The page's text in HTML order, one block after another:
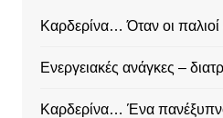
Καρδερίνα… Όταν οι
Ενεργειακές ανάγκες –
Καρδερίνα… Ένα